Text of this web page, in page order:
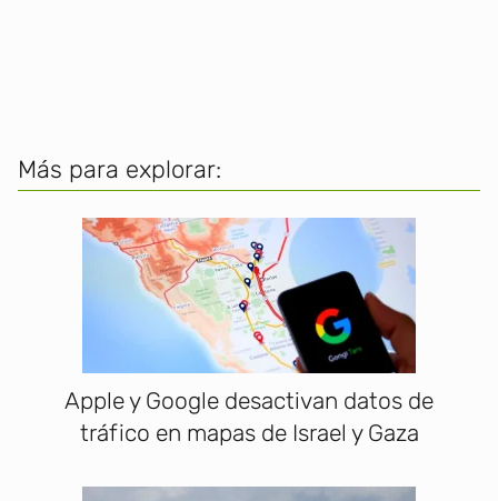
Más para explorar:
Apple y Google desactivan datos de
tráfico en mapas de Israel y Gaza